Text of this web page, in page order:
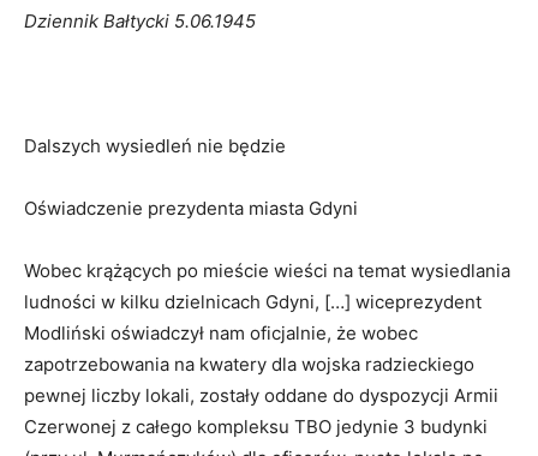
Dziennik Bałtycki 5.06.1945
Dalszych wysiedleń nie będzie
Oświadczenie prezydenta miasta Gdyni
Wobec krążących po mieście wieści na temat wysiedlania
ludności w kilku dzielnicach Gdyni, […] wiceprezydent
Modliński oświadczył nam oficjalnie, że wobec
zapotrzebowania na kwatery dla wojska radzieckiego
pewnej liczby lokali, zostały oddane do dyspozycji Armii
Czerwonej z całego kompleksu TBO jedynie 3 budynki